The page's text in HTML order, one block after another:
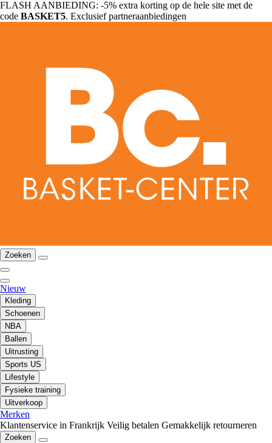
FLASH AANBIEDING: -5% extra korting op de hele site met de
code BASKET5. Exclusief partneraanbiedingen
Zoeken
Nieuw
Kleding
Schoenen
NBA
Ballen
Uitrusting
Sports US
Lifestyle
Fysieke training
Uitverkoop
Merken
Klantenservice in Frankrijk Veilig betalen Gemakkelijk retourneren
Zoeken